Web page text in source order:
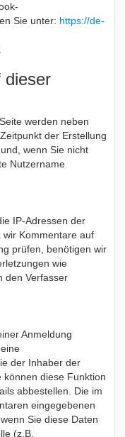
Sie unter: https://de-
dieser
werden neben
der Erstellung
wenn Sie nicht
Nutzername
IP-Adressen der
wir Kommentare auf
prüfen, benötigen wir
wie
den Verfasser
Anmeldung
der Inhaber der
können diese Funktion
abbestellen. Die im
eingegebenen
Sie diese Daten
(z.B.